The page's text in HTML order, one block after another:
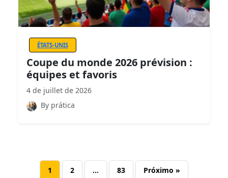
ÉTATS-UNIS
Coupe du monde 2026 prévision :
équipes et favoris
4 de juillet de 2026
By prática
1 2 … 83 Próximo »